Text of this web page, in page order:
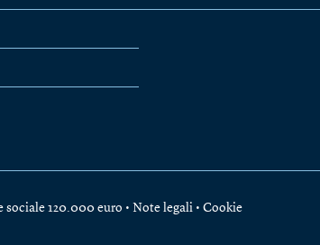
sociale 120.000 euro • Note legali • Cookie